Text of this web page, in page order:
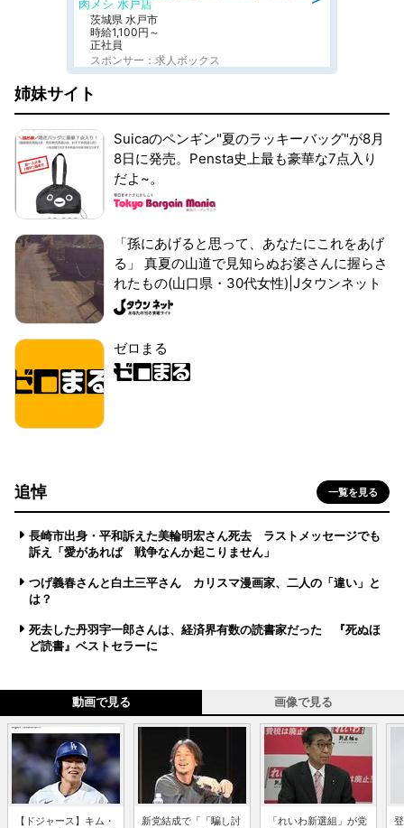
肉メシ 水戸店
茨城県 水戸市
時給1,100円～
正社員
スポンサー：求人ボックス
姉妹サイト
Suicaのペンギン"夏のラッキーバッグ"が8月
8日に発売。Pensta史上最も豪華な7点入り
だよ~。
「孫にあげると思って、あなたにこれをあげ
る」 真夏の山道で見知らぬお婆さんに握らさ
れたもの(山口県・30代女性)|Jタウンネット
ゼロまる
追悼 一覧を見る
長崎市出身・平和訴えた美輪明宏さん死去 ラストメッセージでも
訴え「愛があれば 戦争なんか起こりません」
つげ義春さんと白土三平さん カリスマ漫画家、二人の「違い」と
は？
死去した丹羽宇一郎さんは、経済界有数の読書家だった 『死ぬほ
ど読書』ベストセラーに
動画で見る 画像で見る
【ドジャース】キム・
新党結成で「「騙し討
「れいわ新選組」が党